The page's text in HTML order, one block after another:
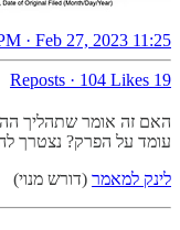
11:25 PM · Feb 27, 2023
19 Reposts
· 104 Likes
האם זה אומר שתהליך
עומד על הפרק? נצטרך
לינק למאמר (דורש מנוי)